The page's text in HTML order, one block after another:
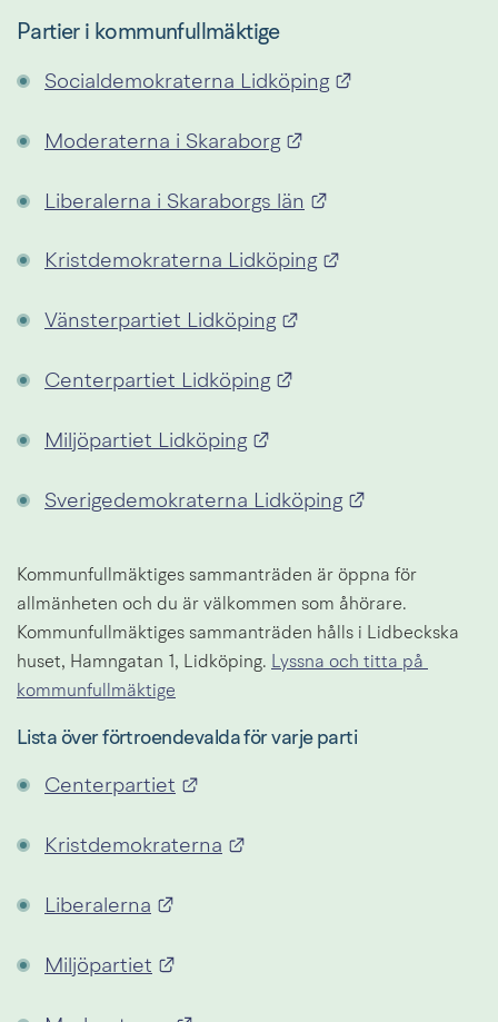
Partier i kommunfullmäktige
Socialdemokraterna Lidköping
Moderaterna i Skaraborg
Liberalerna i Skaraborgs län
Kristdemokraterna Lidköping
Vänsterpartiet Lidköping
Centerpartiet Lidköping
Miljöpartiet Lidköping
Sverigedemokraterna Lidköping
Kommunfullmäktiges sammanträden är öppna för
allmänheten och du är välkommen som åhörare.
Kommunfullmäktiges sammanträden hålls i Lidbeckska
huset, Hamngatan 1, Lidköping. Lyssna och titta på
kommunfullmäktige
Lista över förtroendevalda för varje parti
Centerpartiet
Kristdemokraterna
Liberalerna
Miljöpartiet